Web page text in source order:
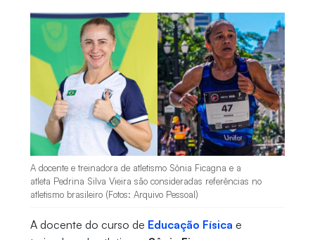
A docente e treinadora de atletismo Sônia Ficagna e a
atleta Pedrina Silva Vieira são consideradas referências no
atletismo brasileiro (Fotos: Arquivo Pessoal)
A docente do curso de Educação Física e